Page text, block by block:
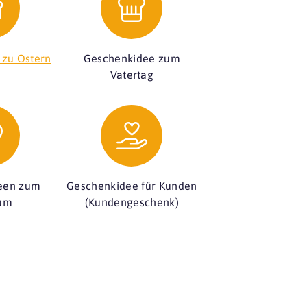
Ostern
Geschenkidee zum
Vatertag
zum
Geschenkidee für Kunden
(Kundengeschenk)